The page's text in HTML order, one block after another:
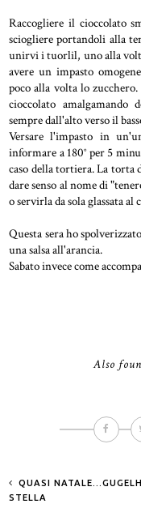
Raccogliere il cioccolato
sciogliere portandoli alla
unirvi i tuorlil, uno alla
avere un impasto
poco alla volta lo
cioccolato amalgamando
sempre dall'alto verso il
Versare l'impasto in
informare a 180° per 5
caso della tortiera. La
dare senso al nome di
o servirla da sola glassata al
Questa sera ho
una salsa all'arancia.
Sabato invece come
Also
QUASI
STELLA